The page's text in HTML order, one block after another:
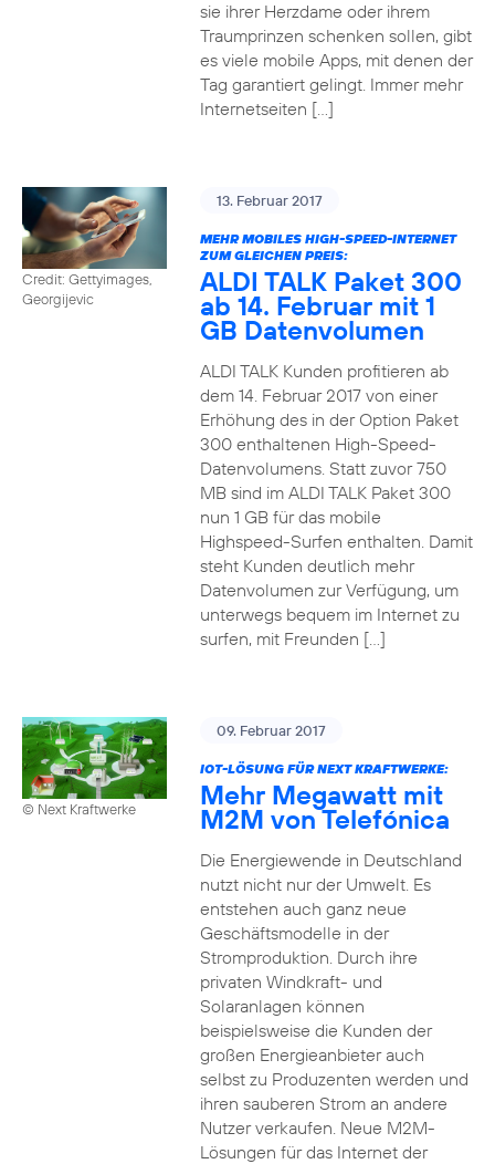
sie ihrer Herzdame oder ihrem
Traumprinzen schenken sollen, gibt
es viele mobile Apps, mit denen der
Tag garantiert gelingt. Immer mehr
Internetseiten […]
Credit: Gettyimages,
Georgijevic
13. Februar 2017
MEHR MOBILES HIGH-SPEED-INTERNET
ZUM GLEICHEN PREIS:
ALDI TALK Paket 300
ab 14. Februar mit 1
GB Datenvolumen
ALDI TALK Kunden profitieren ab
dem 14. Februar 2017 von einer
Erhöhung des in der Option Paket
300 enthaltenen High-Speed-
Datenvolumens. Statt zuvor 750
MB sind im ALDI TALK Paket 300
nun 1 GB für das mobile
Highspeed-Surfen enthalten. Damit
steht Kunden deutlich mehr
Datenvolumen zur Verfügung, um
unterwegs bequem im Internet zu
surfen, mit Freunden […]
© Next Kraftwerke
09. Februar 2017
IOT-LÖSUNG FÜR NEXT KRAFTWERKE:
Mehr Megawatt mit
M2M von Telefónica
Die Energiewende in Deutschland
nutzt nicht nur der Umwelt. Es
entstehen auch ganz neue
Geschäftsmodelle in der
Stromproduktion. Durch ihre
privaten Windkraft- und
Solaranlagen können
beispielsweise die Kunden der
großen Energieanbieter auch
selbst zu Produzenten werden und
ihren sauberen Strom an andere
Nutzer verkaufen. Neue M2M-
Lösungen für das Internet der